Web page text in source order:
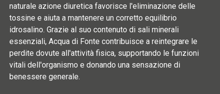
naturale azione diuretica favorisce l'eliminazione delle
tossine e aiuta a mantenere un corretto equilibrio
idrosalino. Grazie al suo contenuto di sali minerali
essenziali, Acqua di Fonte contribuisce a reintegrare le
perdite dovute all'attività fisica, supportando le funzioni
vitali dell'organismo e donando una sensazione di
benessere generale.